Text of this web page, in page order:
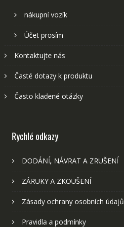
nákupní vozík
Účet prosím
Kontaktujte nás
Časté dotazy k produktu
Často kladené otázky
Rychlé odkazy
DODÁNÍ, NÁVRAT A ZRUŠENÍ
ZÁRUKY A ZKOUŠENÍ
Zásady ochrany osobních údajů
Pravidla a podmínky